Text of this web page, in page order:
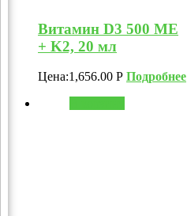
Витамин D3 500 МЕ
+ K2, 20 мл
Цена:1,656.00 Р Подробнее